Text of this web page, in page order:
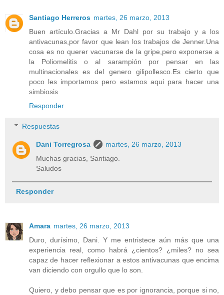
Santiago Herreros martes, 26 marzo, 2013
Buen artículo.Gracias a Mr Dahl por su trabajo y a los
antivacunas,por favor que lean los trabajos de Jenner.Una
cosa es no querer vacunarse de la gripe,pero exponerse a
la Poliomelitis o al sarampión por pensar en las
multinacionales es del genero gilipollesco.Es cierto que
poco les importamos pero estamos aqui para hacer una
simbiosis
Responder
Respuestas
Dani Torregrosa
martes, 26 marzo, 2013
Muchas gracias, Santiago.
Saludos
Responder
Amara martes, 26 marzo, 2013
Duro, durísimo, Dani. Y me entristece aún más que una
experiencia real, como habrá ¿cientos? ¿miles? no sea
capaz de hacer reflexionar a estos antivacunas que encima
van diciendo con orgullo que lo son.
Quiero, y debo pensar que es por ignorancia, porque si no,